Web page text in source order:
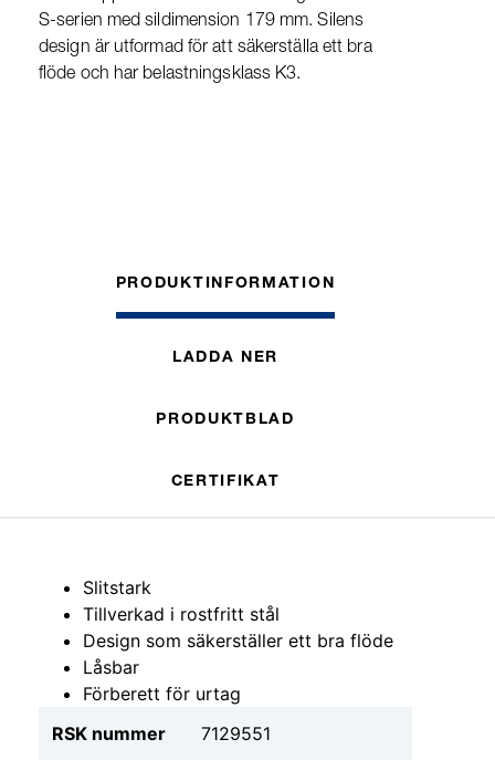
S-serien med sildimension 179 mm. Silens
design är utformad för att säkerställa ett bra
flöde och har belastningsklass K3.
PRODUKTINFORMATION
LADDA NER
PRODUKTBLAD
CERTIFIKAT
Slitstark
Tillverkad i rostfritt stål
Design som säkerställer ett bra flöde
Låsbar
Förberett för urtag
RSK nummer
7129551